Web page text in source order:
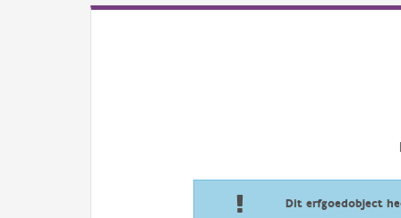
Dit erfgoedobject